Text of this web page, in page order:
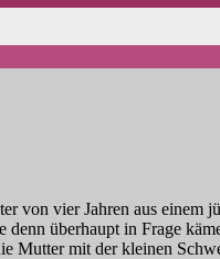
von vier Jahren aus einem
denn überhaupt in Frage
Mutter mit der kleinen